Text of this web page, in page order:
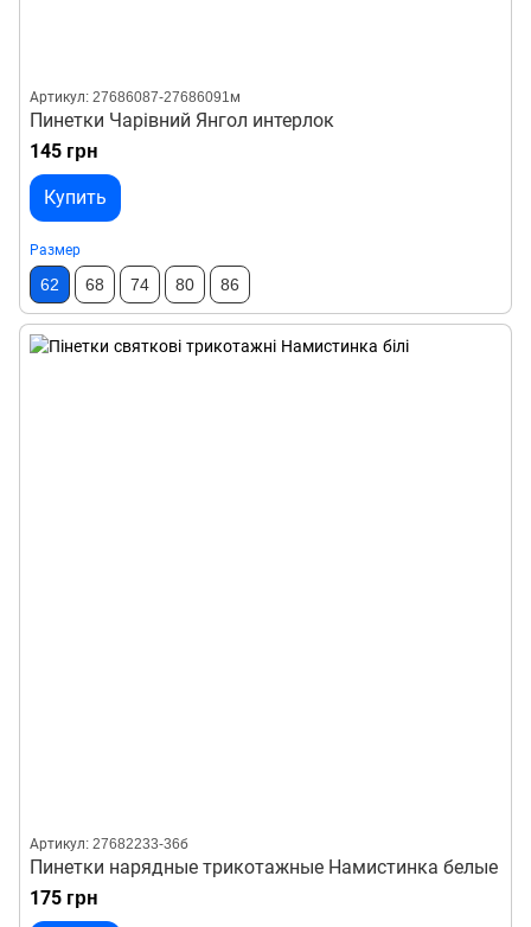
Артикул: 27686087-27686091м
Пинетки Чарівний Янгол интерлок
145 грн
Купить
Размер
62 68 74 80 86
Артикул: 27682233-36б
Пинетки нарядные трикотажные Намистинка белые
175 грн